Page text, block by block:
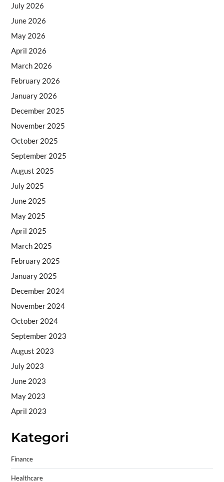
July 2026
June 2026
May 2026
April 2026
March 2026
February 2026
January 2026
December 2025
November 2025
October 2025
September 2025
August 2025
July 2025
June 2025
May 2025
April 2025
March 2025
February 2025
January 2025
December 2024
November 2024
October 2024
September 2023
August 2023
July 2023
June 2023
May 2023
April 2023
Kategori
Finance
Healthcare